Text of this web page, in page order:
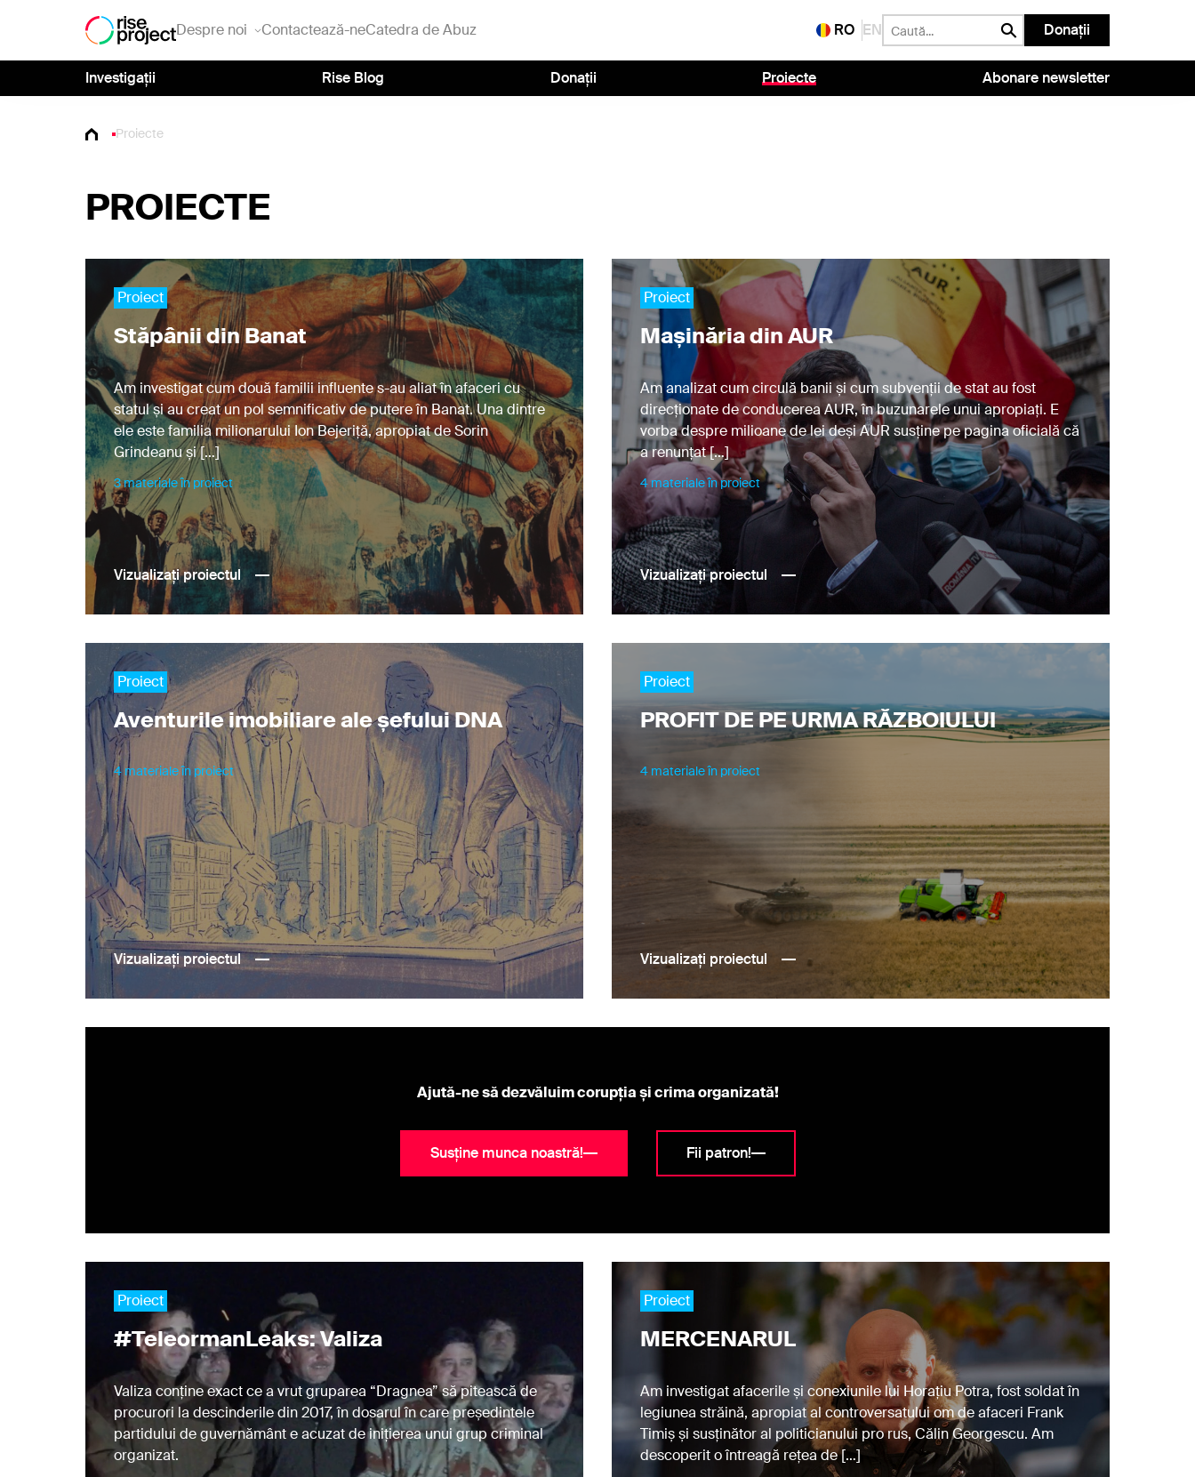
Înscrie-te la newsletter-ul Rise Project ca să
fii la curent cu ultimele investigaţii si noutăţi
Despre noi Contactează-neCatedra de Abuz RO EN Donații
Investigații Rise Blog Donații Proiecte Abonare newsletter
Proiecte
PROIECTE
Proiect
Stăpânii din Banat
Am investigat cum două familii influente s-au aliat în afaceri cu
statul și au creat un pol semnificativ de putere în Banat. Una dintre
ele este familia milionarului Ion Bejeriță, apropiat de Sorin
Grindeanu și […]
3 materiale în proiect
Vizualizați proiectul
Proiect
Mașinăria din AUR
Am analizat cum circulă banii și cum subvenții de stat au fost
direcționate de conducerea AUR, în buzunarele unui apropiați. E
vorba despre milioane de lei deși AUR susține pe pagina oficială că
a renunțat […]
4 materiale în proiect
Vizualizați proiectul
Proiect
Aventurile imobiliare ale șefului DNA
4 materiale în proiect
Vizualizați proiectul
Proiect
PROFIT DE PE URMA RĂZBOIULUI
4 materiale în proiect
Vizualizați proiectul
Ajută-ne să dezvăluim corupția și crima organizată!
Susține munca noastră! Fii patron!
Proiect
#TeleormanLeaks: Valiza
Valiza conține exact ce a vrut gruparea “Dragnea” să pitească de
procurori la descinderile din 2017, în dosarul în care președintele
partidului de guvernământ e acuzat de inițierea unui grup criminal
organizat.
Proiect
MERCENARUL
Am investigat afacerile și conexiunile lui Horațiu Potra, fost soldat în
legiunea străină, apropiat al controversatului om de afaceri Frank
Timiș și susținător al politicianului pro rus, Călin Georgescu. Am
descoperit o întreagă rețea de […]